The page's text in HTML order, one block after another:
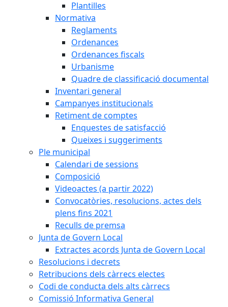
Plantilles
Normativa
Reglaments
Ordenances
Ordenances fiscals
Urbanisme
Quadre de classificació documental
Inventari general
Campanyes institucionals
Retiment de comptes
Enquestes de satisfacció
Queixes i suggeriments
Ple municipal
Calendari de sessions
Composició
Videoactes (a partir 2022)
Convocatòries, resolucions, actes dels
plens fins 2021
Reculls de premsa
Junta de Govern Local
Extractes acords Junta de Govern Local
Resolucions i decrets
Retribucions dels càrrecs electes
Codi de conducta dels alts càrrecs
Comissió Informativa General